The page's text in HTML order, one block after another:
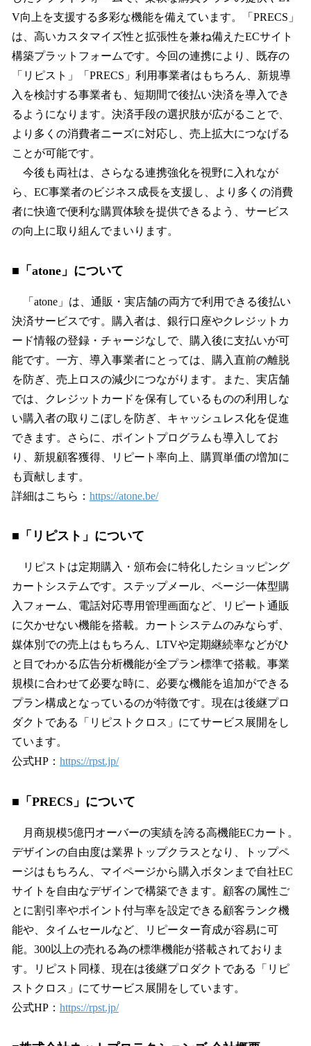
V向上を支援する多彩な機能を備えています。「PRECS」
は、高いカスタマイズ性と拡張性を兼ね備えたECサイト
構築プラットフォームです。今回の連携により、既存の
「リピスト」「PRECS」利用事業者はもちろん、新規導
入を検討する事業者も、短期間で後払い決済を導入でき
るようになります。決済手段の選択肢が広がることで、
より多くの消費者ニーズに対応し、売上拡大につなげる
ことが可能です。
今後も両社は、さらなる連携強化を視野に入れなが
ら、EC事業者のビジネス成長を支援し、より多くの消費
者に快適で便利な購買体験を提供できるよう、サービス
の向上に取り組んでまいります。
■「atone」について
「atone」は、通販・実店舗の両方で利用できる後払い
決済サービスです。購入者は、銀行口座やクレジットカ
ード情報の登録・チャージなしで、購入後に支払いが可
能です。一方、導入事業者にとっては、購入直前の離脱
を防ぎ、売上ロスの減少につながります。また、実店舗
では、クレジットカードを保有しているものの利用しな
い購入者の取りこぼしを防ぎ、キャッシュレス化を促進
できます。さらに、ポイントプログラムも導入してお
り、新規顧客獲得、リピート率向上、購買単価の増加に
も貢献します。
詳細はこちら： https://atone.be/
■「リピスト」について
リピストは定期購入・頒布会に特化したショッピング
カートシステムです。ステップメール、ページ一体型購
入フォーム、電話対応専用管理画面など、リピート通販
に欠かせない機能を搭載。カートシステムのみならず、
媒体別での売上はもちろん、LTVや定期継続率などがひ
と目でわかる広告分析機能が全プラン標準で搭載。事業
規模に合わせて必要な時に、必要な機能を追加ができる
プラン構成となっているのが特徴です。現在は後継プロ
ダクトである「リピストクロス」にてサービス展開をし
ています。
公式HP： https://rpst.jp/
■「PRECS」について
月商規模5億円オーバーの実績を誇る高機能ECカート。
デザインの自由度は業界トップクラスとなり、トップペ
ージはもちろん、マイページから購入ボタンまで自社EC
サイトを自由なデザインで構築できます。顧客の属性ご
とに割引率やポイント付与率を設定できる顧客ランク機
能や、タイムセールなど、リピーター育成が容易に可
能。300以上の売れる為の標準機能が搭載されておりま
す。リピスト同様、現在は後継プロダクトである「リピ
ストクロス」にてサービス展開をしています。
公式HP： https://rpst.jp/